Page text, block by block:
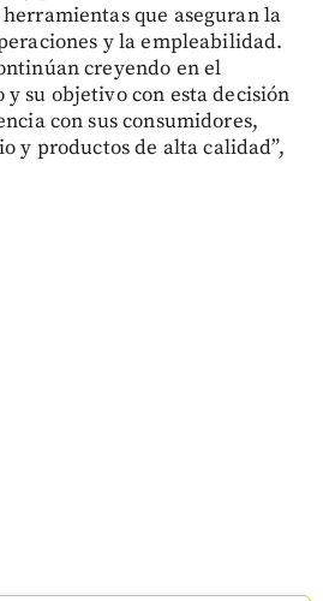
que aseguran la
y la empleabilidad.
creyendo en el
su objetivo con esta decisión
con sus consumidores,
y productos de alta calidad”,